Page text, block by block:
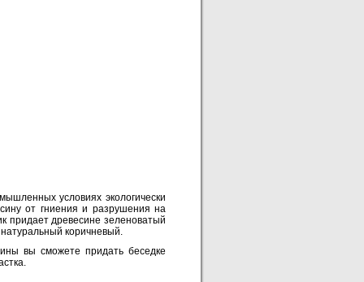
условиях экологически
от гниения и разрушения на
придает древесине зеленоватый
коричневый.
вы сможете придать беседке